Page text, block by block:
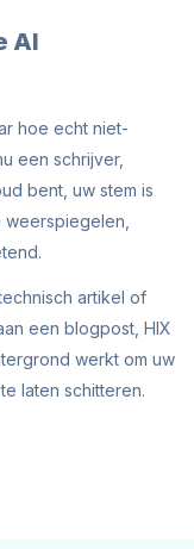
AI
hoe echt niet-
een schrijver,
bent, uw stem is
artikel of
een blogpost, HIX
werkt om uw
laten schitteren.